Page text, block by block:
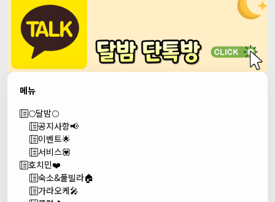
메뉴
🌕달밤🌕
공지사항📢
이벤트🌟
서비스💟
호치민❤️
숙소&풀빌라🏠
가라오케🎤